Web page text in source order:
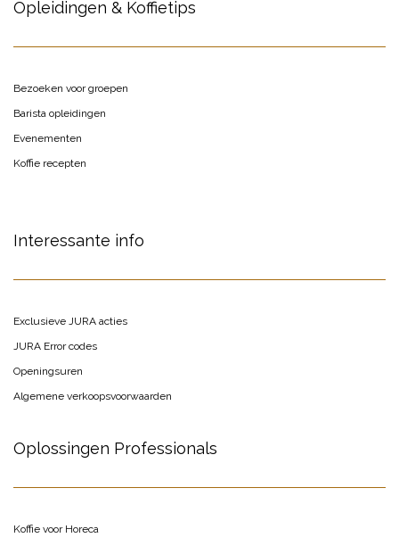
Opleidingen & Koffietips
Bezoeken voor groepen
Barista opleidingen
Evenementen
Koffie recepten
Interessante info
Exclusieve JURA acties
JURA Error codes
Openingsuren
Algemene verkoopsvoorwaarden
Oplossingen Professionals
Koffie voor Horeca